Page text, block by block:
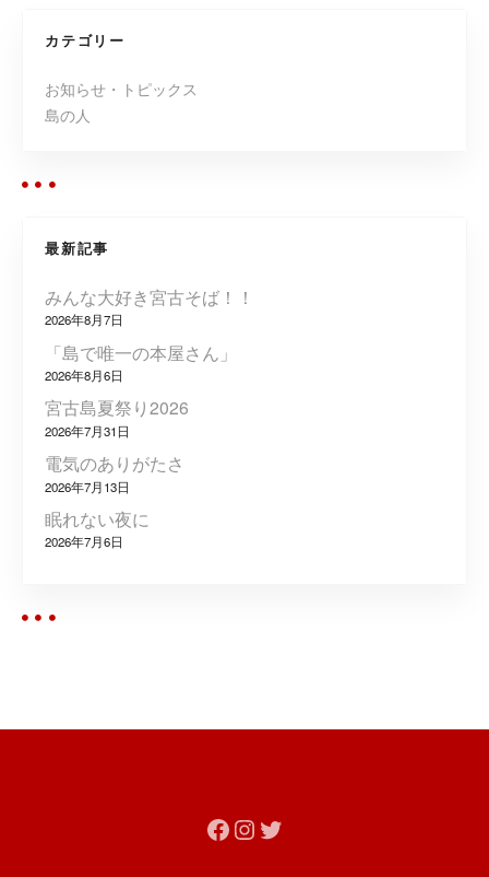
ナ
ビ
ゲ
ー
ョ
ン
カテゴリー
お知らせ・トピックス
島の人
最新記事
みんな大好き宮古そば！！
2026年8月7日
「島で唯一の本屋さん」
2026年8月6日
宮古島夏祭り2026
2026年7月31日
電気のありがたさ
2026年7月13日
眠れない夜に
2026年7月6日
Facebook Instagram Twitter